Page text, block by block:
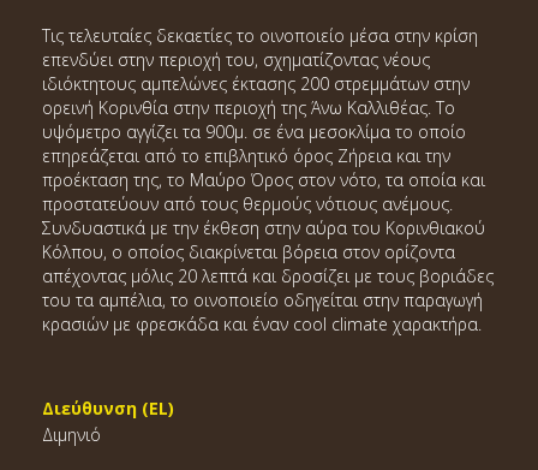
Τις τελευταίες δεκαετίες το οινοποιείο μέσα στην κρίση
επενδύει στην περιοχή του, σχηματίζοντας νέους
ιδιόκτητους αμπελώνες έκτασης 200 στρεμμάτων στην
ορεινή Κορινθία στην περιοχή της Άνω Καλλιθέας. Το
υψόμετρο αγγίζει τα 900μ. σε ένα μεσοκλίμα το οποίο
επηρεάζεται από το επιβλητικό όρος Ζήρεια και την
προέκταση της, το Μαύρο Όρος στον νότο, τα οποία και
προστατεύουν από τους θερμούς νότιους ανέμους.
Συνδυαστικά με την έκθεση στην αύρα του Κορινθιακού
Κόλπου, ο οποίος διακρίνεται βόρεια στον ορίζοντα
απέχοντας μόλις 20 λεπτά και δροσίζει με τους βοριάδες
του τα αμπέλια, το οινοποιείο οδηγείται στην παραγωγή
κρασιών με φρεσκάδα και έναν cool climate χαρακτήρα.
Διεύθυνση (EL)
Διμηνιό